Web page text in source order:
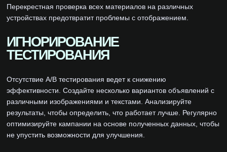
Перекрестная проверка всех материалов на различных
устройствах предотвратит проблемы с отображением.
ИГНОРИРОВАНИЕ
ТЕСТИРОВАНИЯ
Отсутствие A/B тестирования ведет к снижению
эффективности. Создайте несколько вариантов объявлений с
различными изображениями и текстами. Анализируйте
результаты, чтобы определить, что работает лучше. Регулярно
оптимизируйте кампании на основе полученных данных, чтобы
не упустить возможности для улучшения.